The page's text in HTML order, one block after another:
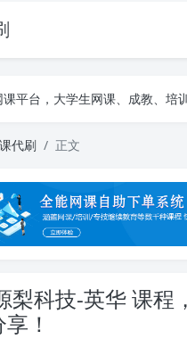
作平台，根据真实文献内容生成
台，大学生网课、成教、培训、继续教育。现
台，大学生网课、成教、培训、继续教育。现
代刷 正文
梨科技-英华 课程
！